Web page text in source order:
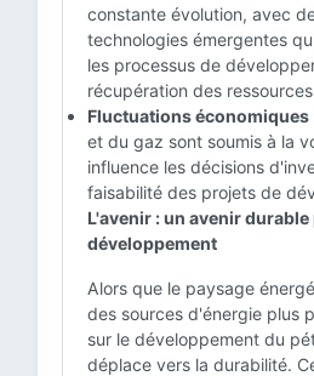
constante évolution, avec
technologies émergentes
les processus de
récupération des
Fluctuations économiques
et du gaz sont soumis à la
influence les décisions
faisabilité des projets de
L'avenir : un avenir
développement
Alors que le paysage
des sources d'énergie plus
sur le développement du
déplace vers la durabilité.